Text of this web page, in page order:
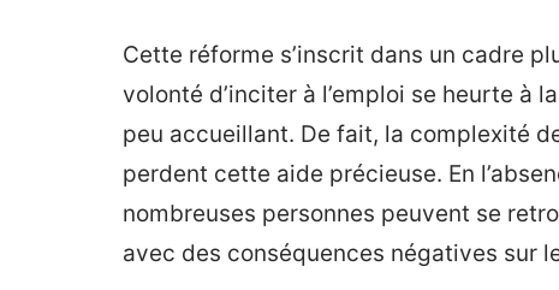
Cette réforme s’inscrit dans un cadre
volonté d’inciter à l’emploi se heurte à
peu accueillant. De fait, la complexité
perdent cette aide précieuse. En
nombreuses personnes peuvent se
avec des conséquences négatives sur